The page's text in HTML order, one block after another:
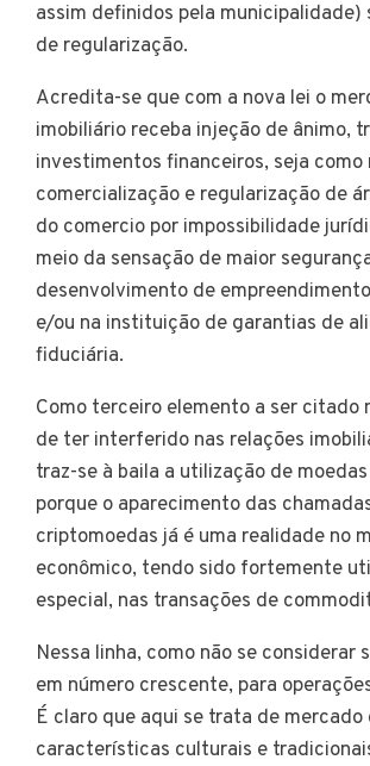
assim definidos pela municipalidade)
de regularização.
Acredita-se que com a nova lei o
imobiliário receba injeção de ânimo,
investimentos financeiros, seja como
comercialização e regularização de
do comercio por impossibilidade
meio da sensação de maior
desenvolvimento de
e/ou na instituição de garantias de
fiduciária.
Como terceiro elemento a ser citado
de ter interferido nas relações
traz-se à baila a utilização de
porque o aparecimento das
criptomoedas já é uma realidade no
econômico, tendo sido fortemente
especial, nas transações de
Nessa linha, como não se considerar
em número crescente, para
É claro que aqui se trata de mercado
características culturais e